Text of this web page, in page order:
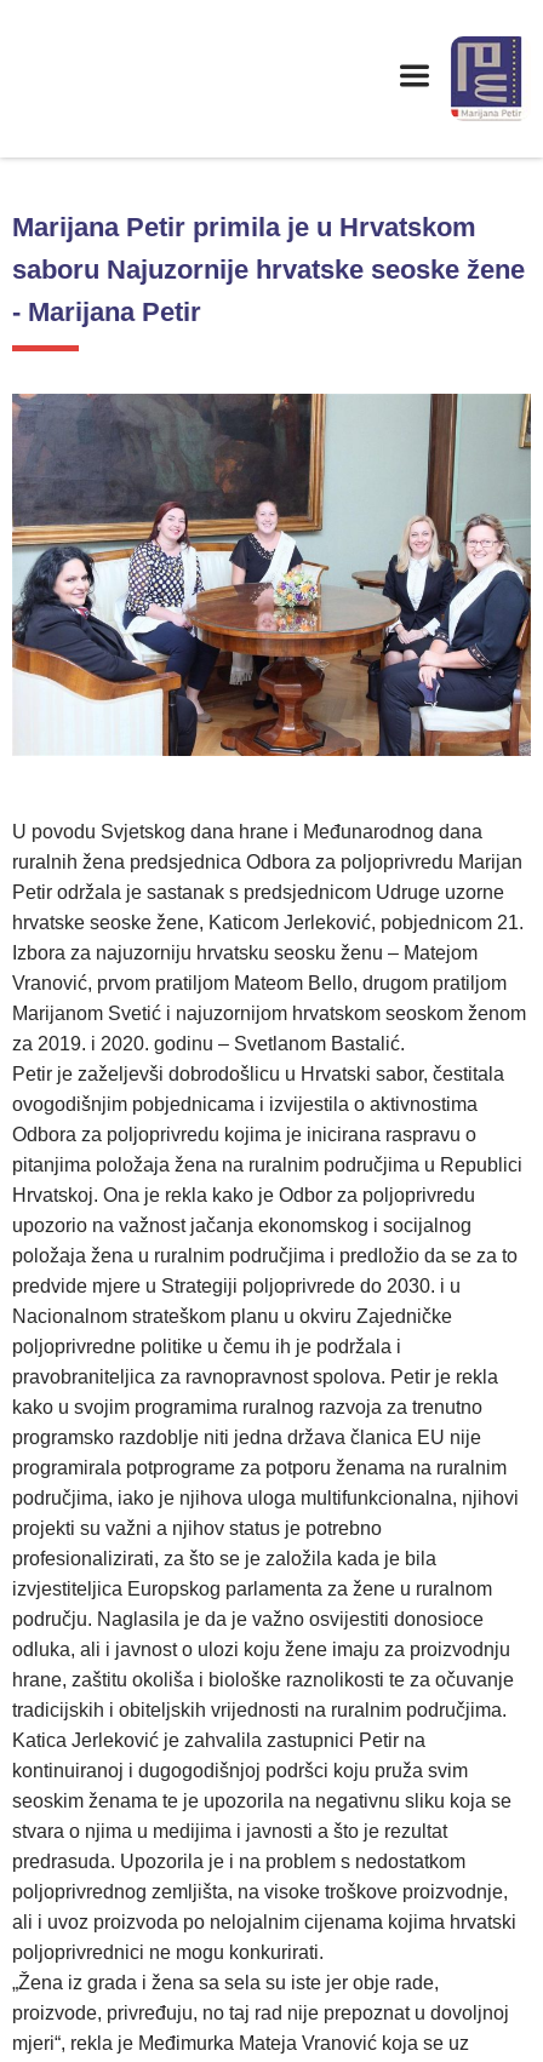
Marijana Petir primila je u Hrvatskom
saboru Najuzornije hrvatske seoske žene
- Marijana Petir
U povodu Svjetskog dana hrane i Međunarodnog dana
ruralnih žena predsjednica Odbora za poljoprivredu Marijan
Petir održala je sastanak s predsjednicom Udruge uzorne
hrvatske seoske žene, Katicom Jerleković, pobjednicom 21.
Izbora za najuzorniju hrvatsku seosku ženu – Matejom
Vranović, prvom pratiljom Mateom Bello, drugom pratiljom
Marijanom Svetić i najuzornijom hrvatskom seoskom ženom
za 2019. i 2020. godinu – Svetlanom Bastalić.
Petir je zaželjevši dobrodošlicu u Hrvatski sabor, čestitala
ovogodišnjim pobjednicama i izvijestila o aktivnostima
Odbora za poljoprivredu kojima je inicirana raspravu o
pitanjima položaja žena na ruralnim područjima u Republici
Hrvatskoj. Ona je rekla kako je Odbor za poljoprivredu
upozorio na važnost jačanja ekonomskog i socijalnog
položaja žena u ruralnim područjima i predložio da se za to
predvide mjere u Strategiji poljoprivrede do 2030. i u
Nacionalnom strateškom planu u okviru Zajedničke
poljoprivredne politike u čemu ih je podržala i
pravobraniteljica za ravnopravnost spolova. Petir je rekla
kako u svojim programima ruralnog razvoja za trenutno
programsko razdoblje niti jedna država članica EU nije
programirala potprograme za potporu ženama na ruralnim
područjima, iako je njihova uloga multifunkcionalna, njihovi
projekti su važni a njihov status je potrebno
profesionalizirati, za što se je založila kada je bila
izvjestiteljica Europskog parlamenta za žene u ruralnom
području. Naglasila je da je važno osvijestiti donosioce
odluka, ali i javnost o ulozi koju žene imaju za proizvodnju
hrane, zaštitu okoliša i biološke raznolikosti te za očuvanje
tradicijskih i obiteljskih vrijednosti na ruralnim područjima.
Katica Jerleković je zahvalila zastupnici Petir na
kontinuiranoj i dugogodišnjoj podršci koju pruža svim
seoskim ženama te je upozorila na negativnu sliku koja se
stvara o njima u medijima i javnosti a što je rezultat
predrasuda. Upozorila je i na problem s nedostatkom
poljoprivrednog zemljišta, na visoke troškove proizvodnje,
ali i uvoz proizvoda po nelojalnim cijenama kojima hrvatski
poljoprivrednici ne mogu konkurirati.
„Žena iz grada i žena sa sela su iste jer obje rade,
proizvode, privređuju, no taj rad nije prepoznat u dovoljnoj
mjeri“, rekla je Međimurka Mateja Vranović koja se uz